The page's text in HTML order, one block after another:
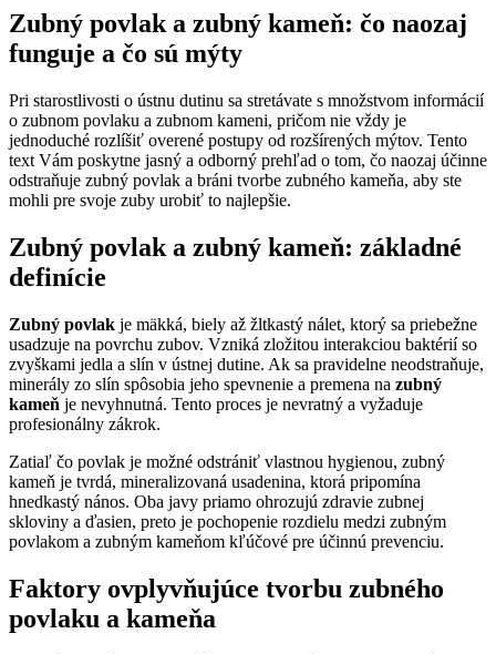
Zubný povlak a zubný kameň: čo naozaj
funguje a čo sú mýty
Pri starostlivosti o ústnu dutinu sa stretávate s množstvom informácií
o zubnom povlaku a zubnom kameni, pričom nie vždy je
jednoduché rozlíšiť overené postupy od rozšírených mýtov. Tento
text Vám poskytne jasný a odborný prehľad o tom, čo naozaj účinne
odstraňuje zubný povlak a bráni tvorbe zubného kameňa, aby ste
mohli pre svoje zuby urobiť to najlepšie.
Zubný povlak a zubný kameň: základné
definície
Zubný povlak je mäkká, biely až žltkastý nálet, ktorý sa priebežne
usadzuje na povrchu zubov. Vzniká zložitou interakciou baktérií so
zvyškami jedla a slín v ústnej dutine. Ak sa pravidelne neodstraňuje,
minerály zo slín spôsobia jeho spevnenie a premena na zubný
kameň je nevyhnutná. Tento proces je nevratný a vyžaduje
profesionálny zákrok.
Zatiaľ čo povlak je možné odstrániť vlastnou hygienou, zubný
kameň je tvrdá, mineralizovaná usadenina, ktorá pripomína
hnedkastý nános. Oba javy priamo ohrozujú zdravie zubnej
skloviny a ďasien, preto je pochopenie rozdielu medzi zubným
povlakom a zubným kameňom kľúčové pre účinnú prevenciu.
Faktory ovplyvňujúce tvorbu zubného
povlaku a kameňa